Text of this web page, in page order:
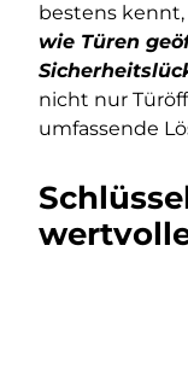
bestens
wie Türen
nicht nur
umfassende